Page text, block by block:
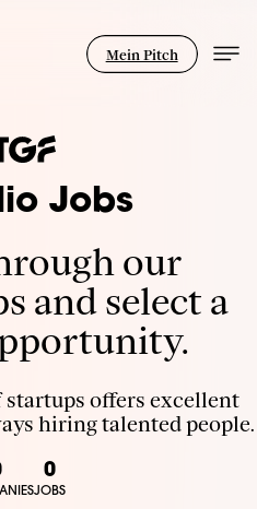
Mein Pitch
Jobs
our
and select a
offers excellent
hiring talented people.
0
JOBS